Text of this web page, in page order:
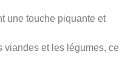
une touche piquante et
viandes et les légumes, ce